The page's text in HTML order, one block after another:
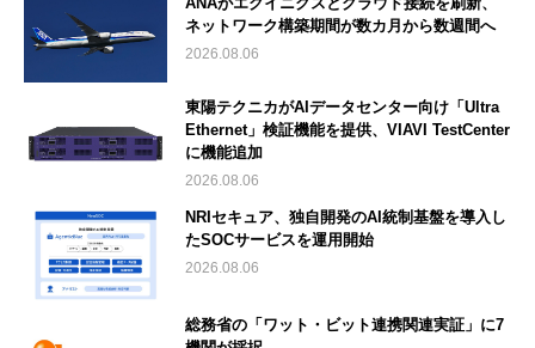
ネットワーク構築期間が数カ月から数週間へ
2026.08.06
東陽テクニカがAIデータセンター向け「Ultra
Ethernet」検証機能を提供、VIAVI TestCenter
に機能追加
2026.08.06
NRIセキュア、独自開発のAI統制基盤を導入し
たSOCサービスを運用開始
2026.08.06
総務省の「ワット・ビット連携関連実証」に7